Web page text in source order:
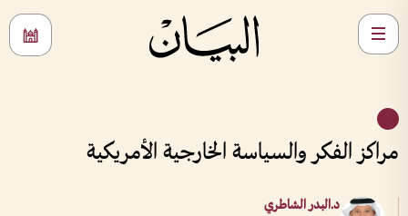
مراكز الفكر والسياسة الخارجية الأمريكية
د.البدر الشاطري